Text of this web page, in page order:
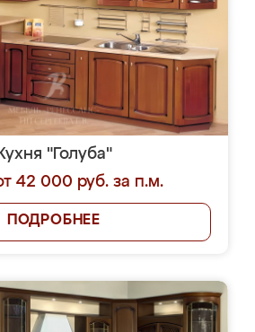
"Голуба"
42 000 руб. за п.м.
ПОДРОБНЕЕ